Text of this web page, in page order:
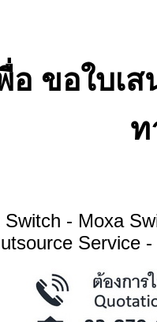
อ ขอใบเ
ท
- Moxa
Service